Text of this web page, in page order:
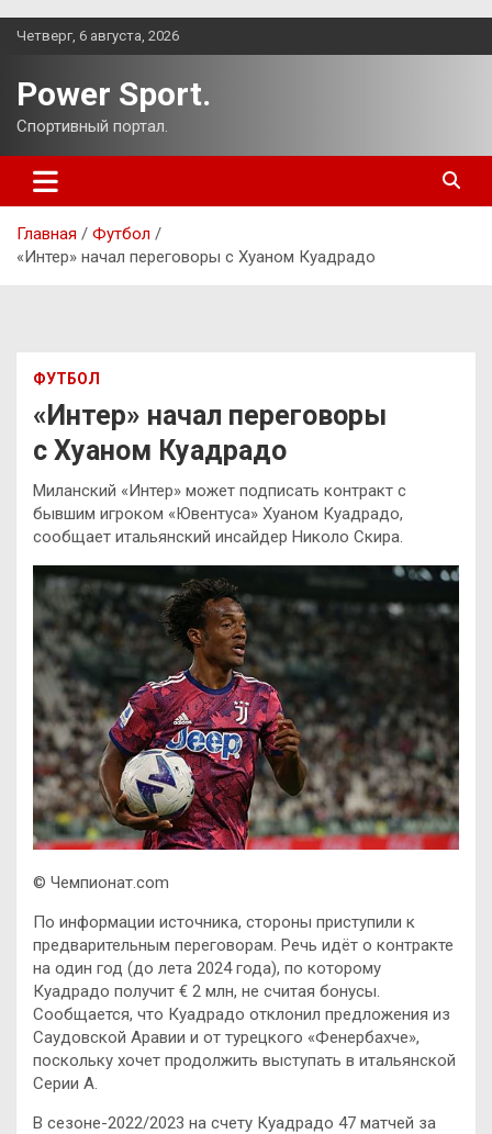
Перейти
Четверг, 6 августа, 2026
Power Sport.
Спортивный портал.
Главная
Футбол
«Интер» начал переговоры с Хуаном Куадрадо
ФУТБОЛ
«Интер» начал переговоры
с Хуаном Куадрадо
Миланский «Интер» может подписать контракт с
бывшим игроком «Ювентуса» Хуаном Куадрадо,
сообщает итальянский инсайдер Николо Скира.
© Чемпионат.com
По информации источника, стороны приступили к
предварительным переговорам. Речь идёт о контракте
на один год (до лета 2024 года), по которому
Куадрадо получит € 2 млн, не считая бонусы.
Сообщается, что Куадрадо отклонил предложения из
Саудовской Аравии и от турецкого «Фенербахче»,
поскольку хочет продолжить выступать в итальянской
Серии А.
В сезоне-2022/2023 на счету Куадрадо 47 матчей за